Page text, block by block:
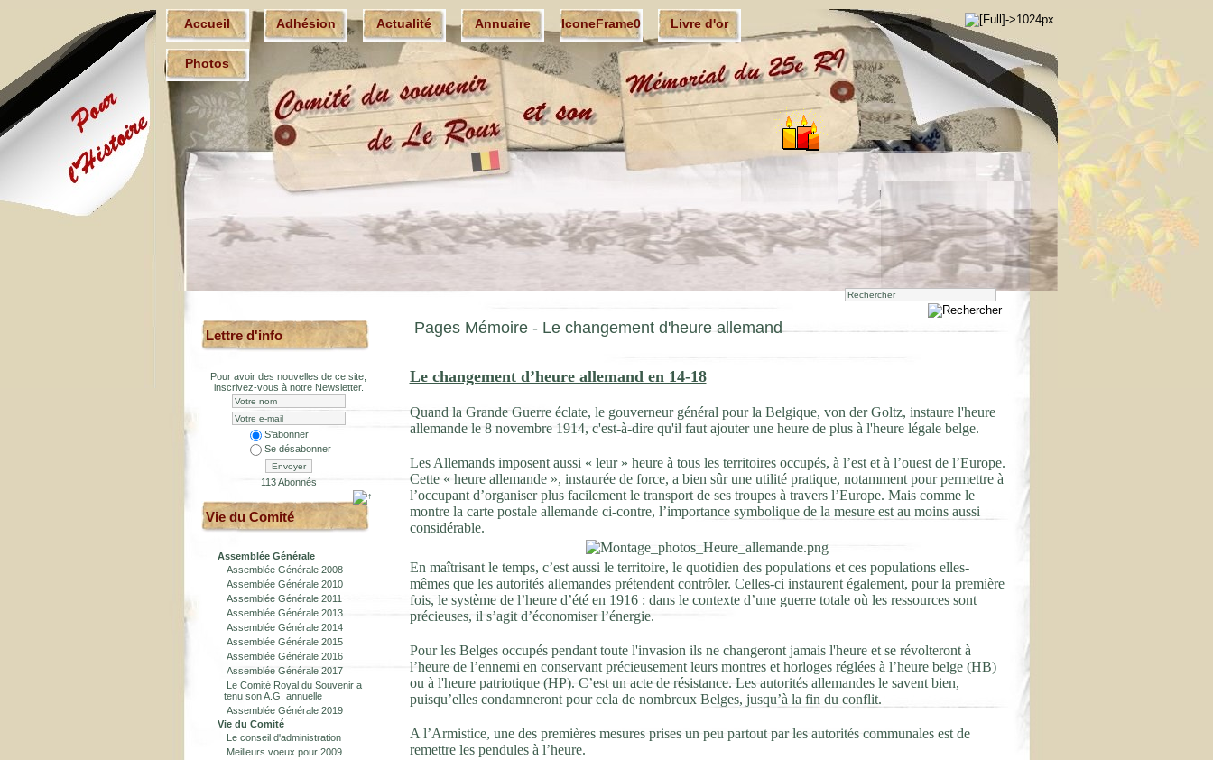
Accueil Adhésion Actualité Annuaire IconeFrame0 Livre d'or
Photos
Lettre d'info
Pour avoir des nouvelles de ce site,
inscrivez-vous à notre Newsletter.
S'abonner
Se désabonner
Envoyer
113 Abonnés
Vie du Comité
Assemblée Générale
Assemblée Générale 2008
Assemblée Générale 2010
Assemblée Générale 2011
Assemblée Générale 2013
Assemblée Générale 2014
Assemblée Générale 2015
Assemblée Générale 2016
Assemblée Générale 2017
Le Comité Royal du Souvenir a
tenu son A.G. annuelle
Assemblée Générale 2019
Vie du Comité
Le conseil d'administration
Meilleurs voeux pour 2009
Pages Mémoire - Le changement d'heure allemand
Le changement d’heure allemand en 14-18
Quand la Grande Guerre éclate, le gouverneur général pour la Belgique, von der Goltz, instaure l'heure
allemande le 8 novembre 1914, c'est-à-dire qu'il faut ajouter une heure de plus à l'heure légale belge.
Les Allemands imposent aussi « leur » heure à tous les territoires occupés, à l’est et à l’ouest de l’Europe.
Cette « heure allemande », instaurée de force, a bien sûr une utilité pratique, notamment pour permettre à
l’occupant d’organiser plus facilement le transport de ses troupes à travers l’Europe. Mais comme le
montre la carte postale allemande ci-contre, l’importance symbolique de la mesure est au moins aussi
considérable.
En maîtrisant le temps, c’est aussi le territoire, le quotidien des populations et ces populations elles-
mêmes que les autorités allemandes prétendent contrôler. Celles-ci instaurent également, pour la première
fois, le système de l’heure d’été en 1916 : dans le contexte d’une guerre totale où les ressources sont
précieuses, il s’agit d’économiser l’énergie.
Pour les Belges occupés pendant toute l'invasion ils ne changeront jamais l'heure et se révolteront à
l’heure de l’ennemi en conservant précieusement leurs montres et horloges réglées à l’heure belge (HB)
ou à l'heure patriotique (HP). C’est un acte de résistance. Les autorités allemandes le savent bien,
puisqu’elles condamneront pour cela de nombreux Belges, jusqu’à la fin du conflit.
A l’Armistice, une des premières mesures prises un peu partout par les autorités communales est de
remettre les pendules à l’heure.